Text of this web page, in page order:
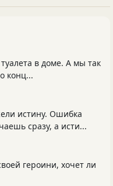
в доме. А мы так
конц...
истину. Ошибка
сразу, а исти...
героини, хочет ли